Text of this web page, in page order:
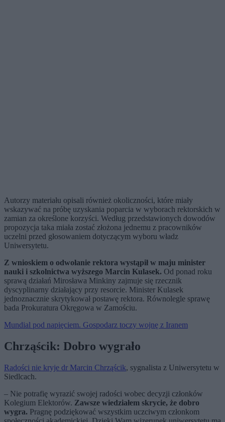
Autorzy materiału opisali również okoliczności, które miały
wskazywać na próbę uzyskania poparcia w wyborach rektorskich w
zamian za określone korzyści. Według przedstawionych dowodów
propozycja taka miała zostać złożona jednemu z pracowników
uczelni przed głosowaniem dotyczącym wyboru władz
Uniwersytetu.
Z wnioskiem o odwołanie rektora wystąpił w maju minister
nauki i szkolnictwa wyższego Marcin Kulasek. Od ponad roku
sprawą działań Mirosława Minkiny zajmuje się rzecznik
dyscyplinarny działający przy resorcie. Minister Kulasek
jednoznacznie skrytykował postawę rektora. Równolegle sprawę
bada Prokuratura Okręgowa w Zamościu.
Mundial pod napięciem. Gospodarz toczy wojnę z Iranem
Chrząścik: Dobro wygrało
Radości nie kryje dr Marcin Chrząścik, sygnalista z Uniwersytetu w
Siedlcach.
– Nie potrafię wyrazić swojej radości wobec decyzji członków
Kolegium Elektorów. Zawsze wiedziałem skrycie, że dobro
wygra. Pragnę podziękować wszystkim uczciwym członkom